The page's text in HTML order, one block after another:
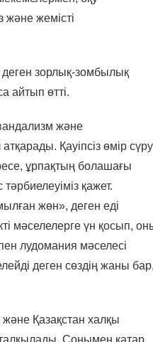
жемісті
зорлық-зомбылық
айтып өтті.
және
Қауіпсіз өмір сүру
ұрпақтың болашағы
қажет.
жөн», деген еді
мәселелерге үн қосып,
лудомания мәселесі
деген сөздің жаны бар,
Қазақстан халқы